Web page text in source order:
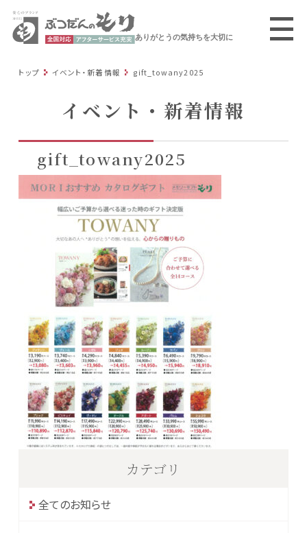
ありがとうの気持ちを大切に
トップ イベント・新着情報 gift_towany2025
イベント・新着情報
gift_towany2025
カテゴリ
全てのお知らせ